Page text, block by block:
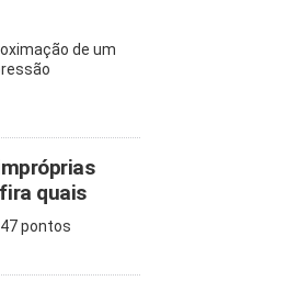
de um
quais
pontos